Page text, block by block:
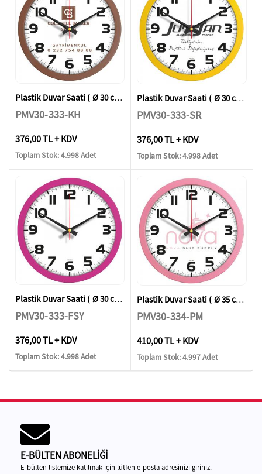
Plastik Duvar Saati ( Ø 30 cm )
PMV30-333-KH
376,00 TL + KDV
Toplam Stok: 4.998 Adet
Plastik Duvar Saati ( Ø 30 cm )
PMV30-333-SR
376,00 TL + KDV
Toplam Stok: 4.998 Adet
Plastik Duvar Saati ( Ø 30 cm )
PMV30-333-FSY
376,00 TL + KDV
Toplam Stok: 4.998 Adet
Plastik Duvar Saati ( Ø 35 cm )
PMV30-334-PM
410,00 TL + KDV
Toplam Stok: 4.997 Adet
E-BÜLTEN ABONELİĞİ
E-bülten listemize katılmak için lütfen e-posta adresinizi giriniz.